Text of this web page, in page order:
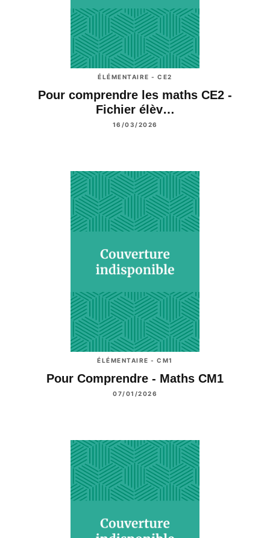
ÉLÉMENTAIRE - CE2
Pour comprendre les maths CE2 -
Fichier élèv…
16/03/2026
ÉLÉMENTAIRE - CM1
Pour Comprendre - Maths CM1
07/01/2026